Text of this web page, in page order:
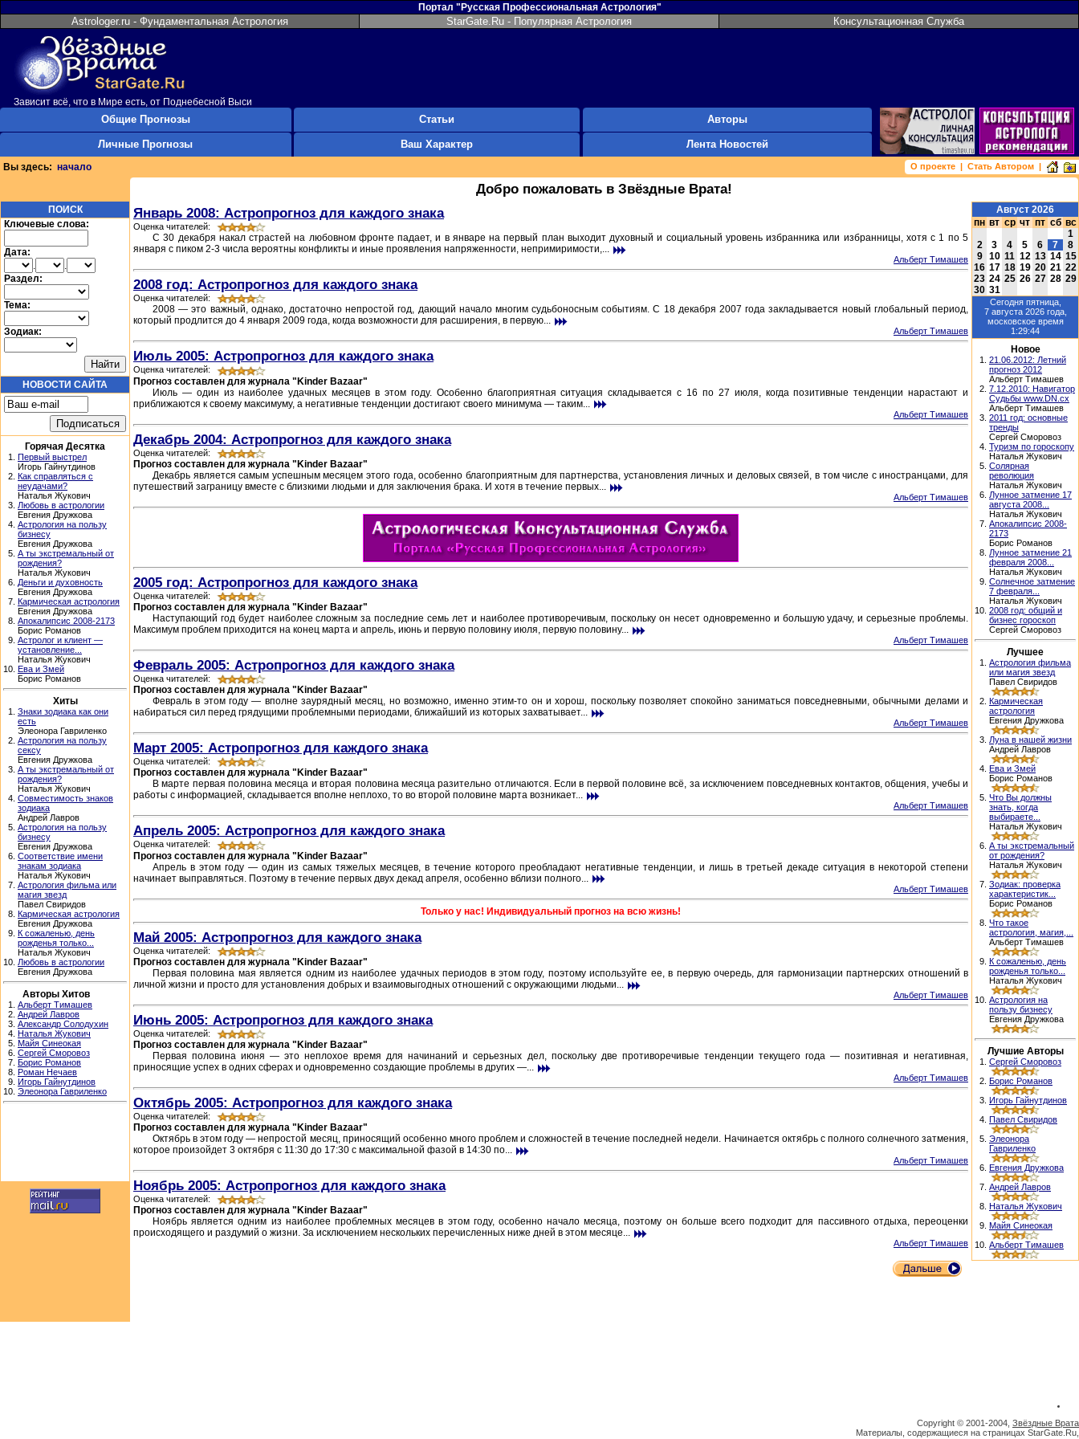
Портал "Русская Профессиональная Астрология"
Astrologer.ru - Фундаментальная Астрология StarGate.Ru - Популярная Астрология Консультационная Служба
Зависит всё, что в Мире есть, от Поднебесной Выси
Общие Прогнозы
Личные Прогнозы
Статьи
Ваш Характер
Авторы
Лента Новостей
Вы здесь: начало О проекте | Стать Автором |
Добро пожаловать в Звёздные Врата!
ПОИСК
Ключевые слова:
Дата:
.
.
Раздел:
Тема:
Зодиак:
НОВОСТИ САЙТА
Горячая Десятка
1. Первый выстрел
Игорь Гайнутдинов
2. Как справляться с
неудачами?
Наталья Жукович
3. Любовь в астрологии
Евгения Дружкова
4. Астрология на пользу
бизнесу
Евгения Дружкова
5. А ты экстремальный от
рождения?
Наталья Жукович
6. Деньги и духовность
Евгения Дружкова
7. Кармическая астрология
Евгения Дружкова
8. Апокалипсис 2008-2173
Борис Романов
9. Астролог и клиент —
установление...
Наталья Жукович
10. Ева и Змей
Борис Романов
Хиты
1. Знаки зодиака как они
есть
Элеонора Гавриленко
2. Астрология на пользу
сексу
Евгения Дружкова
3. А ты экстремальный от
рождения?
Наталья Жукович
4. Совместимость знаков
зодиака
Андрей Лавров
5. Астрология на пользу
бизнесу
Евгения Дружкова
6. Соответствие имени
знакам зодиака
Наталья Жукович
7. Астрология фильма или
магия звезд
Павел Свиридов
8. Кармическая астрология
Евгения Дружкова
9. К сожаленью, день
рожденья только...
Наталья Жукович
10. Любовь в астрологии
Евгения Дружкова
Авторы Хитов
1. Альберт Тимашев
2. Андрей Лавров
3. Александр Солодухин
4. Наталья Жукович
5. Майя Синеокая
6. Сергей Сморовоз
7. Борис Романов
8. Роман Нечаев
9. Игорь Гайнутдинов
10. Элеонора Гавриленко
Январь 2008: Астропрогноз для каждого знака
Оценка читателей:
С 30 декабря накал страстей на любовном фронте падает, и в январе на первый план выходит духовный и социальный уровень избранника или избранницы, хотя с 1 по 5
января с пиком 2-3 числа вероятны конфликты и иные проявления напряженности, непримиримости,...
Альберт Тимашев
2008 год: Астропрогноз для каждого знака
Оценка читателей:
2008 — это важный, однако, достаточно непростой год, дающий начало многим судьбоносным событиям. С 18 декабря 2007 года закладывается новый глобальный период,
который продлится до 4 января 2009 года, когда возможности для расширения, в первую...
Альберт Тимашев
Июль 2005: Астропрогноз для каждого знака
Оценка читателей:
Прогноз составлен для журнала "Kinder Bazaar"
Июль — один из наиболее удачных месяцев в этом году. Особенно благоприятная ситуация складывается с 16 по 27 июля, когда позитивные тенденции нарастают и
приближаются к своему максимуму, а негативные тенденции достигают своего минимума — таким...
Альберт Тимашев
Декабрь 2004: Астропрогноз для каждого знака
Оценка читателей:
Прогноз составлен для журнала "Kinder Bazaar"
Декабрь является самым успешным месяцем этого года, особенно благоприятным для партнерства, установления личных и деловых связей, в том числе с иностранцами, для
путешествий заграницу вместе с близкими людьми и для заключения брака. И хотя в течение первых...
Альберт Тимашев
2005 год: Астропрогноз для каждого знака
Оценка читателей:
Прогноз составлен для журнала "Kinder Bazaar"
Наступающий год будет наиболее сложным за последние семь лет и наиболее противоречивым, поскольку он несет одновременно и большую удачу, и серьезные проблемы.
Максимум проблем приходится на конец марта и апрель, июнь и первую половину июля, первую половину...
Альберт Тимашев
Февраль 2005: Астропрогноз для каждого знака
Оценка читателей:
Прогноз составлен для журнала "Kinder Bazaar"
Февраль в этом году — вполне заурядный месяц, но возможно, именно этим-то он и хорош, поскольку позволяет спокойно заниматься повседневными, обычными делами и
набираться сил перед грядущими проблемными периодами, ближайший из которых захватывает...
Альберт Тимашев
Март 2005: Астропрогноз для каждого знака
Оценка читателей:
Прогноз составлен для журнала "Kinder Bazaar"
В марте первая половина месяца и вторая половина месяца разительно отличаются. Если в первой половине всё, за исключением повседневных контактов, общения, учебы и
работы с информацией, складывается вполне неплохо, то во второй половине марта возникает...
Альберт Тимашев
Апрель 2005: Астропрогноз для каждого знака
Оценка читателей:
Прогноз составлен для журнала "Kinder Bazaar"
Апрель в этом году — один из самых тяжелых месяцев, в течение которого преобладают негативные тенденции, и лишь в третьей декаде ситуация в некоторой степени
начинает выправляться. Поэтому в течение первых двух декад апреля, особенно вблизи полного...
Альберт Тимашев
Только у нас! Индивидуальный прогноз на всю жизнь!
Май 2005: Астропрогноз для каждого знака
Оценка читателей:
Прогноз составлен для журнала "Kinder Bazaar"
Первая половина мая является одним из наиболее удачных периодов в этом году, поэтому используйте ее, в первую очередь, для гармонизации партнерских отношений в
личной жизни и просто для установления добрых и взаимовыгодных отношений с окружающими людьми...
Альберт Тимашев
Июнь 2005: Астропрогноз для каждого знака
Оценка читателей:
Прогноз составлен для журнала "Kinder Bazaar"
Первая половина июня — это неплохое время для начинаний и серьезных дел, поскольку две противоречивые тенденции текущего года — позитивная и негативная,
приносящие успех в одних сферах и одновременно создающие проблемы в других —...
Альберт Тимашев
Октябрь 2005: Астропрогноз для каждого знака
Оценка читателей:
Прогноз составлен для журнала "Kinder Bazaar"
Октябрь в этом году — непростой месяц, приносящий особенно много проблем и сложностей в течение последней недели. Начинается октябрь с полного солнечного затмения,
которое произойдет 3 октября с 11:30 до 17:30 с максимальной фазой в 14:30 по...
Альберт Тимашев
Ноябрь 2005: Астропрогноз для каждого знака
Оценка читателей:
Прогноз составлен для журнала "Kinder Bazaar"
Ноябрь является одним из наиболее проблемных месяцев в этом году, особенно начало месяца, поэтому он больше всего подходит для пассивного отдыха, переоценки
происходящего и раздумий о жизни. За исключением нескольких перечисленных ниже дней в этом месяце...
Альберт Тимашев
Август 2026
пн вт ср чт пт сб вс
1
2
3 4 5 6 7
8
9
10 11 12 13 14 15
16 17 18 19 20 21 22
23 24 25 26 27 28 29
30 31
Сегодня пятница,
7 августа 2026года,
московское время
1:29:44
Новое
1. 21.06.2012: Летний
прогноз 2012
Альберт Тимашев
2. 7.12.2010: Навигатор
Судьбы www.DN.cx
Альберт Тимашев
3. 2011 год: основные
тренды
Сергей Сморовоз
4. Туризм по гороскопу
Наталья Жукович
5. Солярная
революция
Наталья Жукович
6. Лунное затмение 17
августа 2008...
Наталья Жукович
7. Апокалипсис 2008-
2173
Борис Романов
8. Лунное затмение 21
февраля 2008...
Наталья Жукович
9. Солнечное затмение
7 февраля...
Наталья Жукович
10. 2008 год: общий и
бизнес гороскоп
Сергей Сморовоз
Лучшее
1. Астрология фильма
или магия звезд
Павел Свиридов
2. Кармическая
астрология
Евгения Дружкова
3. Луна в нашей жизни
Андрей Лавров
4. Ева и Змей
Борис Романов
5. Что Вы должны
знать, когда
выбираете...
Наталья Жукович
6. А ты экстремальный
от рождения?
Наталья Жукович
7. Зодиак: проверка
характеристик...
Борис Романов
8. Что такое
астрология, магия,...
Альберт Тимашев
9. К сожаленью, день
рожденья только...
Наталья Жукович
10. Астрология на
пользу бизнесу
Евгения Дружкова
Лучшие Авторы
1. Сергей Сморовоз
2. Борис Романов
3. Игорь Гайнутдинов
4. Павел Свиридов
5. Элеонора
Гавриленко
6. Евгения Дружкова
7. Андрей Лавров
8. Наталья Жукович
9. Майя Синеокая
10. Альберт Тимашев
Copyright © 2001-2004, Звёздные Врата
Материалы, содержащиеся на страницах StarGate.Ru,